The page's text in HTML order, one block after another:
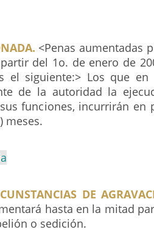
<Penas aumentadas
del 1o. de enero de
el siguiente:> Los que
de la autoridad la
funciones, incurrirán en
meses.
DE
hasta en la mitad
o sedición.